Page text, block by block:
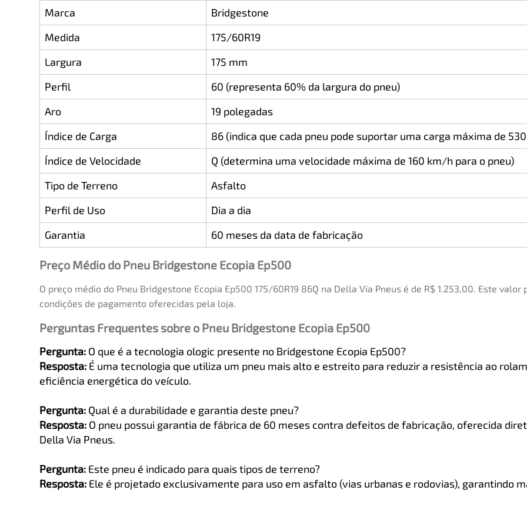
Marca
Bridgestone
Medida
175/60R19
Largura
175 mm
Perfil
60 (representa 60% da largura do pneu)
Aro
19 polegadas
Índice de Carga
86 (indica que cada pneu pode suportar uma carga máxima de
Índice de Velocidade
Q (determina uma velocidade máxima de 160 km/h para o pneu)
Tipo de Terreno
Asfalto
Perfil de Uso
Dia a dia
Garantia
60 meses da data de fabricação
Preço Médio do Pneu Bridgestone Ecopia Ep500
O preço médio do Pneu Bridgestone Ecopia Ep500 175/60R19 86Q na Della Via Pneus é de R$ 1.253,00. Este
condições de pagamento oferecidas pela loja.
Perguntas Frequentes sobre o Pneu Bridgestone Ecopia Ep500
Pergunta: O que é a tecnologia ologic presente no Bridgestone Ecopia Ep500?
Resposta: É uma tecnologia que utiliza um pneu mais alto e estreito para reduzir a resistência ao
eficiência energética do veículo.
Pergunta: Qual é a durabilidade e garantia deste pneu?
Resposta: O pneu possui garantia de fábrica de 60 meses contra defeitos de fabricação, oferecida
Della Via Pneus.
Pergunta: Este pneu é indicado para quais tipos de terreno?
Resposta: Ele é projetado exclusivamente para uso em asfalto (vias urbanas e rodovias), garantindo